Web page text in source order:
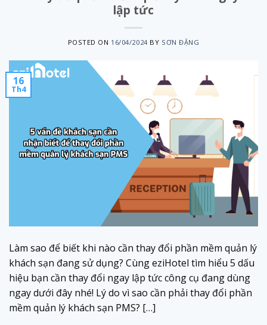
lập tức
POSTED ON 16/04/2024BY SƠN ĐẶNG
16
Th4
Làm sao để biết khi nào cần thay đổi phần mềm quản lý
khách sạn đang sử dụng? Cùng eziHotel tìm hiểu 5 dấu
hiệu bạn cần thay đổi ngay lập tức công cụ đang dùng
ngay dưới đây nhé! Lý do vì sao cần phải thay đổi phần
mềm quản lý khách sạn PMS? […]